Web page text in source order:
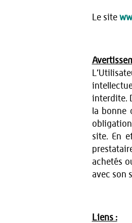
Le site
interdite.
la bonne
site. En
achetés
avec son
Liens :